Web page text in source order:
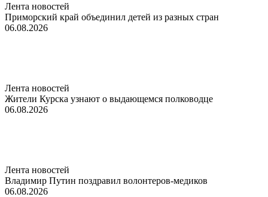
Лента новостей
Приморский край объединил детей из разных стран
06.08.2026
Лента новостей
Жители Курска узнают о выдающемся полководце
06.08.2026
Лента новостей
Владимир Путин поздравил волонтеров-медиков
06.08.2026